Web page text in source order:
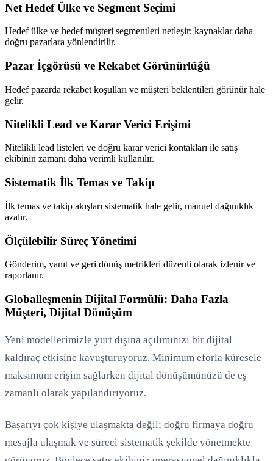
Net Hedef Ülke ve Segment Seçimi
Hedef ülke ve hedef müşteri segmentleri netleşir; kaynaklar daha
doğru pazarlara yönlendirilir.
Pazar İçgörüsü ve Rekabet Görünürlüğü
Hedef pazarda rekabet koşulları ve müşteri beklentileri görünür hale
gelir.
Nitelikli Lead ve Karar Verici Erişimi
Nitelikli lead listeleri ve doğru karar verici kontakları ile satış
ekibinin zamanı daha verimli kullanılır.
Sistematik İlk Temas ve Takip
İlk temas ve takip akışları sistematik hale gelir, manuel dağınıklık
azalır.
Ölçülebilir Süreç Yönetimi
Gönderim, yanıt ve geri dönüş metrikleri düzenli olarak izlenir ve
raporlanır.
Globalleşmenin Dijital Formülü: Daha Fazla
Müşteri, Dijital Dönüşüm
Yeni modellerimizle yurt dışına açılımınızı bir dijital
kaldıraç etkisine kavuşturuyoruz. Minimum eforla küresele
maksimum erişim sağlarken dijital dönüşümünüzü de eş
zamanlı olarak yapılandırıyoruz.
Başarıyı çok kişiye ulaşmakta değil; doğru firmaya doğru
mesajla ulaşmak ve süreci sistematik şekilde yönetmekte